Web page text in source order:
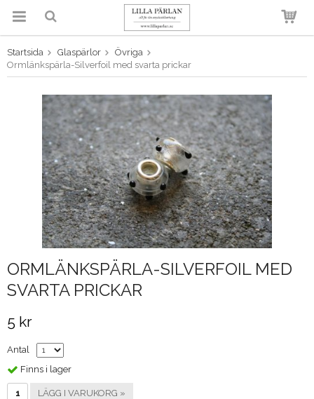
Produkten har blivit tillagd i
varukorgen
Startsida Glaspärlor
Övriga
Ormlänkspärla-Silverfoil med svarta prickar
ORMLÄNKSPÄRLA-SILVERFOIL MED
SVARTA PRICKAR
5 kr
Antal
Finns i lager
LÄGG I VARUKORG »